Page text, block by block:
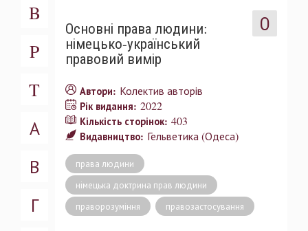
B
P
T
А
В
Г
О
Основні права людини:
німецько-український
правовий вимір
Автори: Колектив авторів
Рік видання: 2022
Кількість сторінок: 403
Видавництво: Гельветика (Одеса)
права людини
німецька доктрина прав людини
праворозуміння
правозастосування